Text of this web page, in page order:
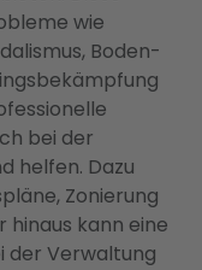
wie
Boden-
bei der
helfen. Dazu
Zonierung
hinaus kann eine
der Verwaltung